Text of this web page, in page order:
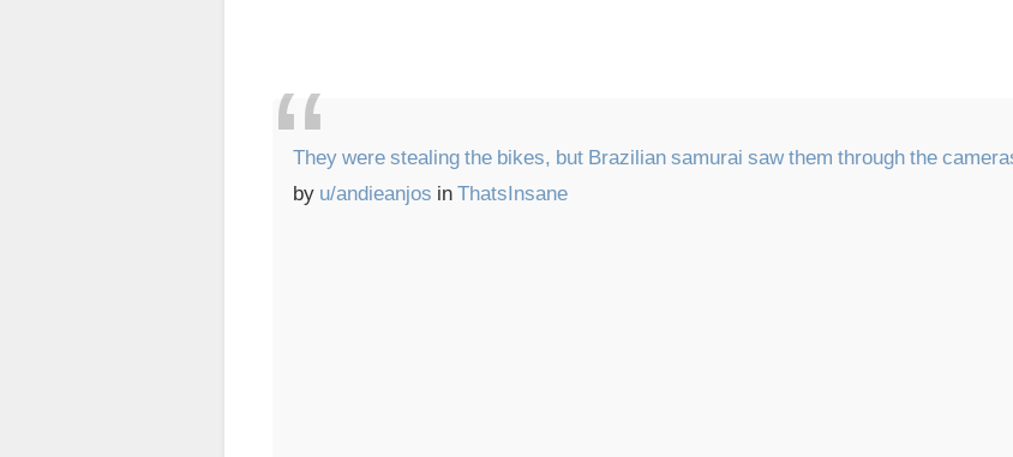
They were stealing the bikes, but Brazilian samurai saw them through the
by u/andieanjos inThatsInsane